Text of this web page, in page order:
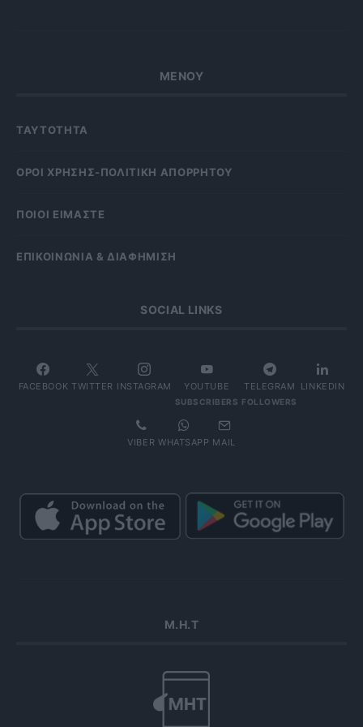
ΜΕΝΟΥ
ΤΑΥΤΟΤΗΤΑ
OΡΟΙ ΧΡΗΣΗΣ-ΠΟΛΙΤΙΚΗ ΑΠΟΡΡΗΤΟΥ
ΠΟΙΟΙ ΕΙΜΑΣΤΕ
ΕΠΙΚΟΙΝΩΝΙΑ & ΔΙΑΦΗΜΙΣΗ
SOCIAL LINKS
FACEBOOK TWITTER INSTAGRAM YOUTUBE
SUBSCRIBERS
TELEGRAM
FOLLOWERS
LINKEDIN
VIBER WHATSAPP MAIL
Μ.Η.Τ